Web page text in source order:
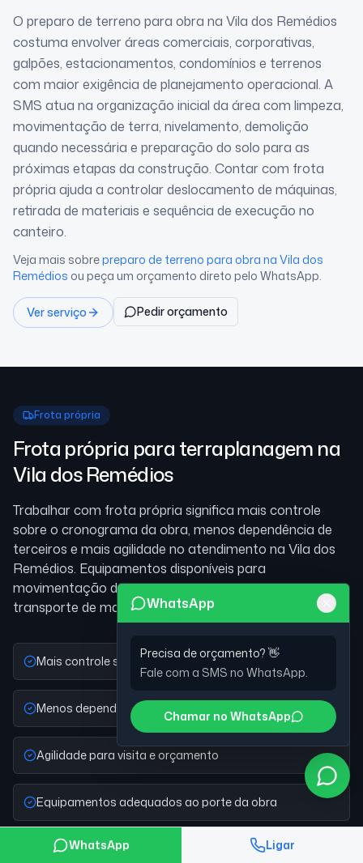
O preparo de terreno para obra na Vila dos Remédios
costuma envolver áreas comerciais, corporativas,
galpões, estacionamentos, condomínios e terrenos
com maior exigência de planejamento operacional. A
SMS atua na organização inicial da área com limpeza,
movimentação de terra, nivelamento, demolição
quando necessária e preparação do solo para as
próximas etapas da construção. Contar com frota
própria ajuda a controlar deslocamento de máquinas,
retirada de materiais e sequência de execução no
canteiro.
Veja mais sobrepreparo de terreno para obra na Vila dos
Remédios ou peça um orçamento direto pelo WhatsApp.
Ver serviço Pedir orçamento
Frota própria
Frota própria para terraplanagem na
Vila dos Remédios
Trabalhar com frota própria significa mais controle
sobre o cronograma da obra, menos dependência de
terceiros e mais agilidade no atendimento na Vila dos
Remédios. Equipamentos disponíveis para
movimentação de terra, demolição, nivelamento e
transporte de material.
Mais controle sobre o cronograma
Menos dependência de terceiros
Agilidade para visita e orçamento
Equipamentos adequados ao porte da obra
Atendimento a obras comerciais e industriais
WhatsApp
Precisa de orçamento? 👋
Fale com a SMS no WhatsApp.
Chamar no WhatsApp
WhatsApp Ligar